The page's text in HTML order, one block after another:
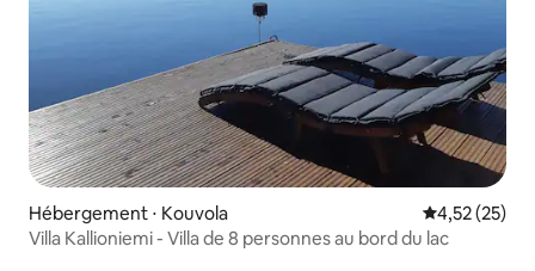
Hébergement ⋅ Kouvola Évaluation
4,52 (25)
Villa Kallioniemi - Villa de 8 personnes au bord du lac